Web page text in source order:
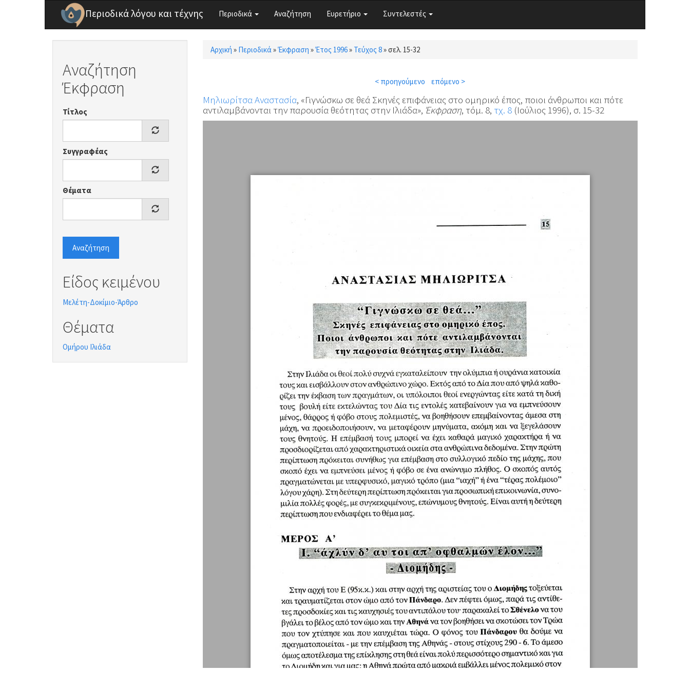
Παράκαμψη προς το κυρίως περιεχόμενο
Περιοδικά λόγου και τέχνης Περιοδικά Αναζήτηση Ευρετήριο Συντελεστές
Αναζήτηση
Έκφραση
Τίτλος
Συγγραφέας
Θέματα
Αναζήτηση
Είδος κειμένου
Μελέτη-Δοκίμιο-Άρθρο
Θέματα
Ομήρου Ιλιάδα
Είστε εδώ
Αρχική » Περιοδικά»Έκφραση »Έτος 1996» Τεύχος 8»σελ. 15-32
< προηγούμενο επόμενο >
Μηλιωρίτσα Αναστασία, «Γιγνώσκω σε θεά Σκηνές επιφάνειας στο ομηρικό έπος, ποιοι άνθρωποι και πότε
αντιλαμβάνονται την παρουσία θεότητας στην Ιλιάδα», Έκφραση, τόμ. 8, τχ. 8(Ιούλιος 1996), σ. 15-32